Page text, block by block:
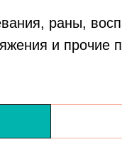
раны,
и прочие